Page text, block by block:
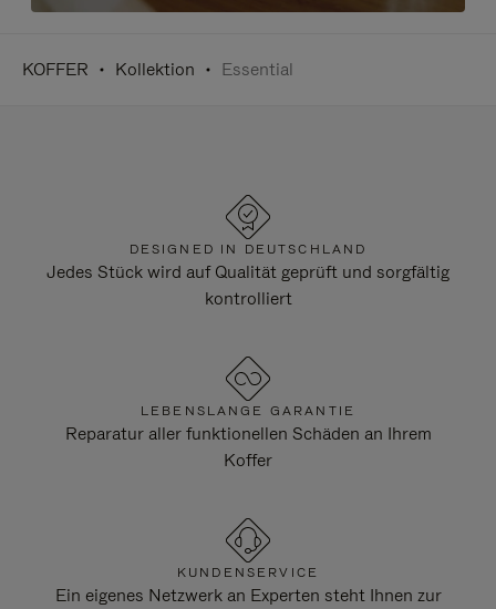
KOFFER Kollektion Essential
DESIGNED IN DEUTSCHLAND
Jedes Stück wird auf Qualität geprüft und sorgfältig
kontrolliert
LEBENSLANGE GARANTIE
Reparatur aller funktionellen Schäden an Ihrem
Koffer
KUNDENSERVICE
Ein eigenes Netzwerk an Experten steht Ihnen zur